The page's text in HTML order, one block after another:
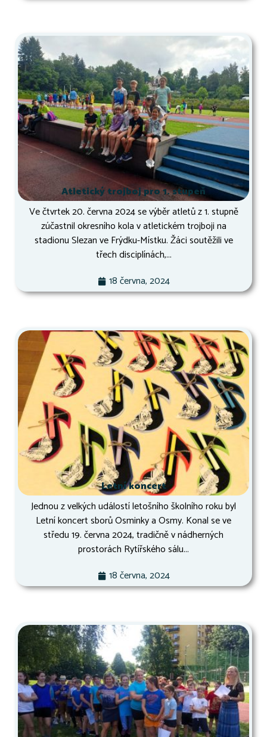
Atletický trojboj pro 1. stupeň
Ve čtvrtek 20. června 2024 se výběr atletů z 1. stupně
zúčastnil okresního kola v atletickém trojboji na
stadionu Slezan ve Frýdku-Místku. Žáci soutěžili ve
třech disciplínách,...
18 června, 2024
Letní koncert
Jednou z velkých událostí letošního školního roku byl
Letní koncert sborů Osminky a Osmy. Konal se ve
středu 19. června 2024, tradičně v nádherných
prostorách Rytířského sálu...
18 června, 2024